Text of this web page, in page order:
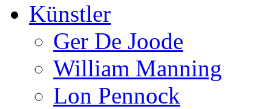
Künstler
Ger De Joode
William Manning
Lon Pennock